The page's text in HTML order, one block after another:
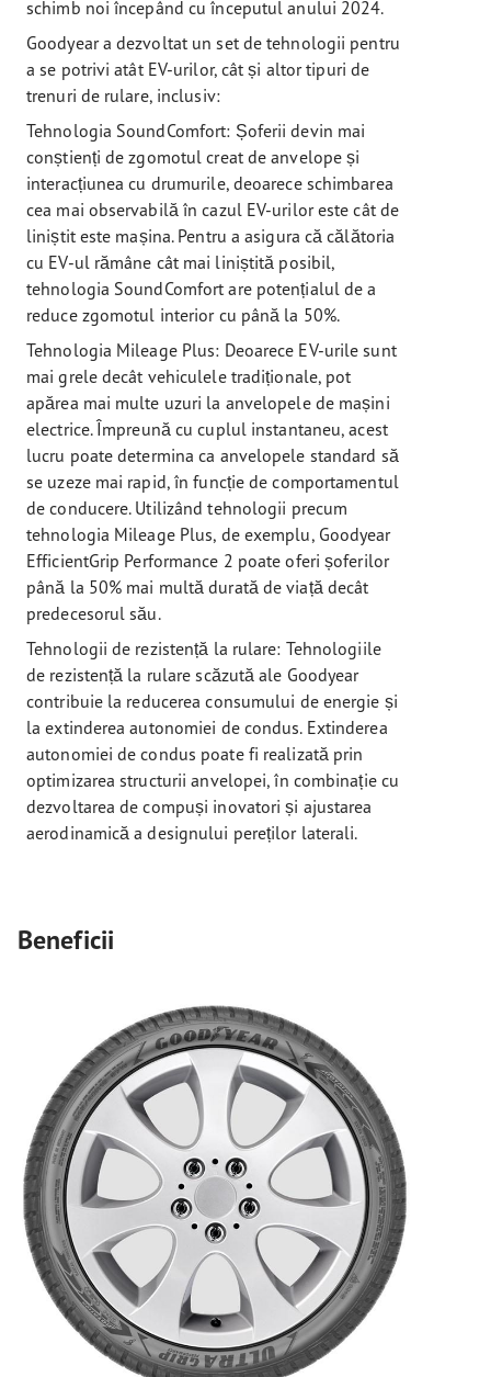
schimb noi începând cu începutul anului 2024.
Goodyear a dezvoltat un set de tehnologii pentru
a se potrivi atât EV-urilor, cât și altor tipuri de
trenuri de rulare, inclusiv:
Tehnologia SoundComfort: Șoferii devin mai
conștienți de zgomotul creat de anvelope și
interacțiunea cu drumurile, deoarece schimbarea
cea mai observabilă în cazul EV-urilor este cât de
liniștit este mașina. Pentru a asigura că călătoria
cu EV-ul rămâne cât mai liniștită posibil,
tehnologia SoundComfort are potențialul de a
reduce zgomotul interior cu până la 50%.
Tehnologia Mileage Plus: Deoarece EV-urile sunt
mai grele decât vehiculele tradiționale, pot
apărea mai multe uzuri la anvelopele de mașini
electrice. Împreună cu cuplul instantaneu, acest
lucru poate determina ca anvelopele standard să
se uzeze mai rapid, în funcție de comportamentul
de conducere. Utilizând tehnologii precum
tehnologia Mileage Plus, de exemplu, Goodyear
EfficientGrip Performance 2 poate oferi șoferilor
până la 50% mai multă durată de viață decât
predecesorul său.
Tehnologii de rezistență la rulare: Tehnologiile
de rezistență la rulare scăzută ale Goodyear
contribuie la reducerea consumului de energie și
la extinderea autonomiei de condus. Extinderea
autonomiei de condus poate fi realizată prin
optimizarea structurii anvelopei, în combinație cu
dezvoltarea de compuși inovatori și ajustarea
aerodinamică a designului pereților laterali.
Beneficii